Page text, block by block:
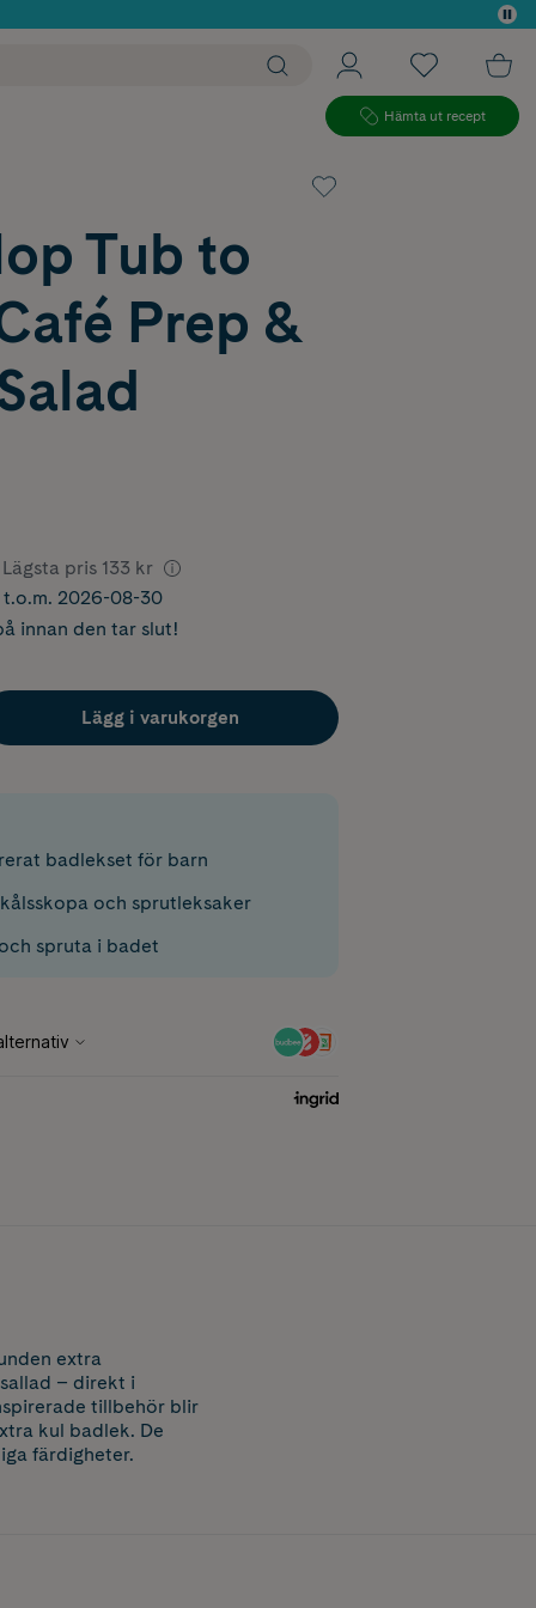
Hämta ut recept
Tub to
Prep &
Lägsta pris 133 kr
2026-08-30
innan den tar slut!
Lägg i varukorgen
badlekset för barn
och sprutleksaker
spruta i badet
extra
– direkt i
tillbehör blir
kul badlek. De
färdigheter.